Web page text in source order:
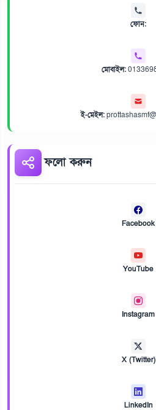
ফোন:
মোবাইল:
ই-মেইল:
ফলো করুন
Facebook
YouTube
Instagram
X (Twitter)
LinkedIn